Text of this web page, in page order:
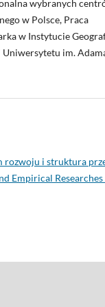
wybranych
w Polsce, Praca
w Instytucie
Uniwersytetu im.
rozwoju i struktura
Empirical